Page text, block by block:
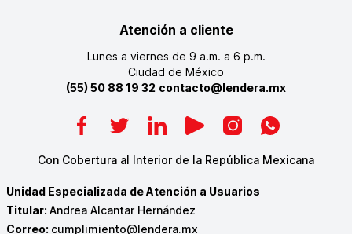
Atención a cliente
Lunes a viernes de 9 a.m. a 6 p.m.
Ciudad de México
(55) 50 88 19 32 contacto@lendera.mx
Con Cobertura al Interior de la República Mexicana
Unidad Especializada de Atención a Usuarios
Titular: Andrea Alcantar Hernández
Correo: cumplimiento@lendera.mx